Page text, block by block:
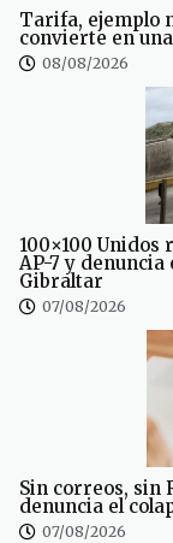
Tarifa, ejemplo
convierte en
08/08/2026
100×100
AP-7 y denuncia
Gibraltar
07/08/2026
Sin correos, sin
denuncia el
07/08/2026